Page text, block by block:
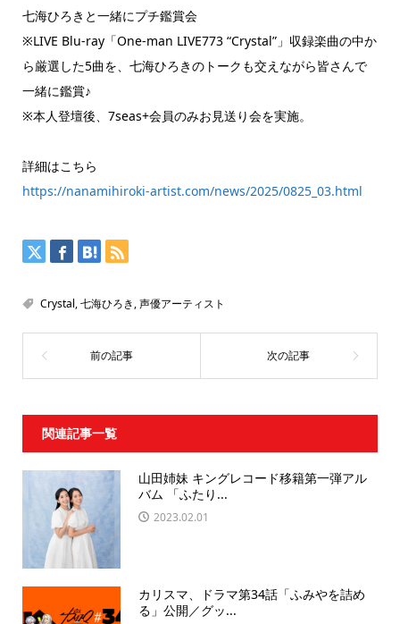
七海ひろきと一緒にプチ鑑賞会
※LIVE Blu-ray「One-man LIVE773 “Crystal”」収録楽曲の中か
ら厳選した5曲を、七海ひろきのトークも交えながら皆さんで
一緒に鑑賞♪
※本人登壇後、7seas+会員のみお見送り会を実施。
詳細はこちら
https://nanamihiroki-artist.com/news/2025/0825_03.html
Crystal,七海ひろき,声優アーティスト
関連記事一覧
山田姉妹 キングレコード移籍第一弾アル
バム 「ふたり...
2023.02.01
カリスマ、ドラマ第34話「ふみやを詰め
る」公開／グッ...